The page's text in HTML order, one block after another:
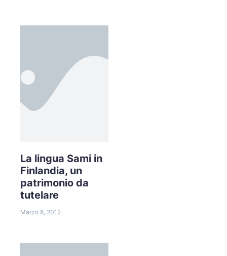
La lingua Sami in
Finlandia, un
patrimonio da
tutelare
Marzo 8, 2012